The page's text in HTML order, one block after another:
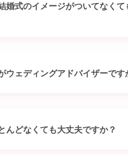
婚式のイメージがついてなくて
ウェディングアドバイザーです
んどなくても大丈夫ですか？